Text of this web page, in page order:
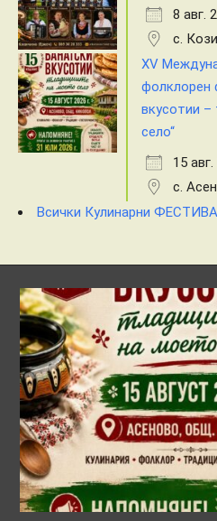
8 авг.
с.
XV
фолклорен
вкусотии –
село“
15 авг.
с.
Всички Кулинарни